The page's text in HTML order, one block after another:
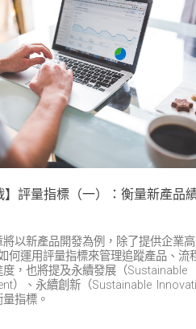
】評量指標（一）：衡量新產品
以新產品開發為例，除了提供企業
何運用評量指標來管理追蹤產品、流
，也將提及永續發展（Sustainable
）、永續創新（Sustainable
指標。